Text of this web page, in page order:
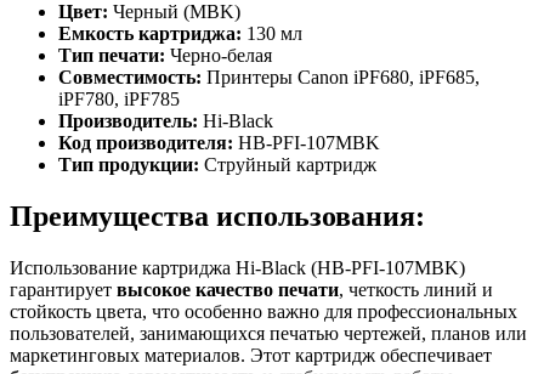
Цвет: Черный (MBK)
Емкость картриджа: 130 мл
Тип печати: Черно-белая
Совместимость: Принтеры Canon iPF680, iPF685,
iPF780, iPF785
Производитель: Hi-Black
Код производителя: HB-PFI-107MBK
Тип продукции: Струйный картридж
Преимущества использования:
Использование картриджа Hi-Black (HB-PFI-107MBK)
гарантирует высокое качество печати, четкость линий и
стойкость цвета, что особенно важно для профессиональных
пользователей, занимающихся печатью чертежей, планов или
маркетинговых материалов. Этот картридж обеспечивает